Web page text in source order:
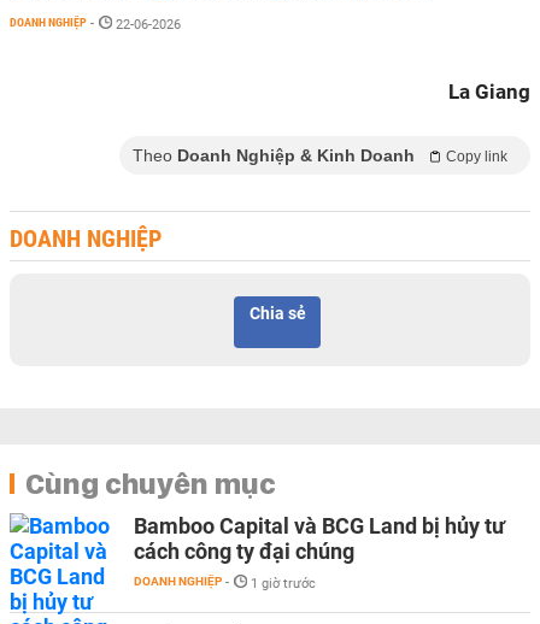
DOANH NGHIỆP - 22-06-2026
La Giang
Theo Doanh Nghiệp & Kinh Doanh Copy link
DOANH NGHIỆP
Chia sẻ
Cùng chuyên mục
Bamboo Capital và BCG Land bị hủy tư
cách công ty đại chúng
DOANH NGHIỆP - 1 giờ trước